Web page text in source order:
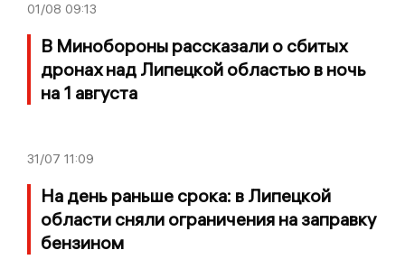
01/08 09:13
В Минобороны рассказали о сбитых
дронах над Липецкой областью в ночь
на 1 августа
31/07 11:09
На день раньше срока: в Липецкой
области сняли ограничения на заправку
бензином